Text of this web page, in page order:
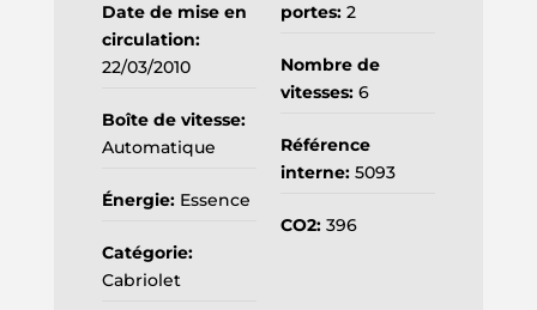
Date de mise en
circulation:
22/03/2010
Boîte de vitesse:
Automatique
Énergie:Essence
Catégorie:
Cabriolet
portes: 2
Nombre de
vitesses: 6
Référence
interne: 5093
CO2: 396